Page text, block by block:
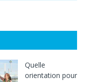
Quelle
orientation pour